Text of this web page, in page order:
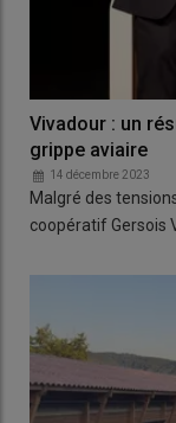
Vivadour : un
grippe aviaire
14 décembre 2023
Malgré des
coopératif Gersois